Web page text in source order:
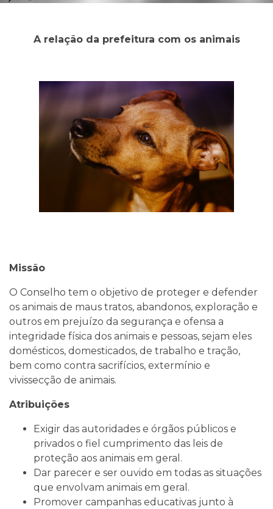
A relação da prefeitura com os animais
Missão
O Conselho tem o objetivo de proteger e defender
os animais de maus tratos, abandonos, exploração e
outros em prejuízo da segurança e ofensa a
integridade física dos animais e pessoas, sejam eles
domésticos, domesticados, de trabalho e tração,
bem como contra sacrifícios, extermínio e
vivissecção de animais.
Atribuições
Exigir das autoridades e órgãos públicos e
privados o fiel cumprimento das leis de
proteção aos animais em geral.
Dar parecer e ser ouvido em todas as situações
que envolvam animais em geral.
Promover campanhas educativas junto à